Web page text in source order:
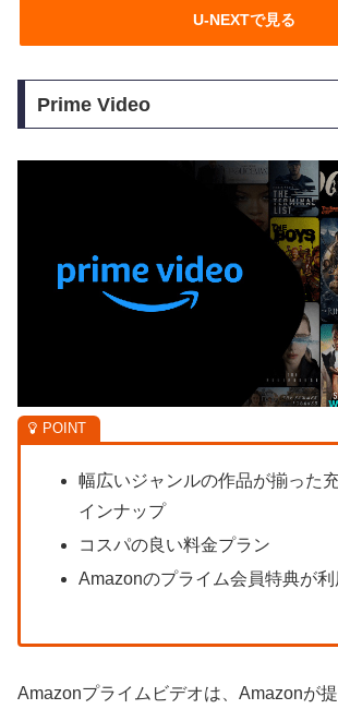
U-NEXTで見る
Prime Video
幅広いジャンルの作品が揃った
インナップ
コスパの良い料金プラン
Amazonのプライム会員特典が利
Amazonプライムビデオは、Amazonが